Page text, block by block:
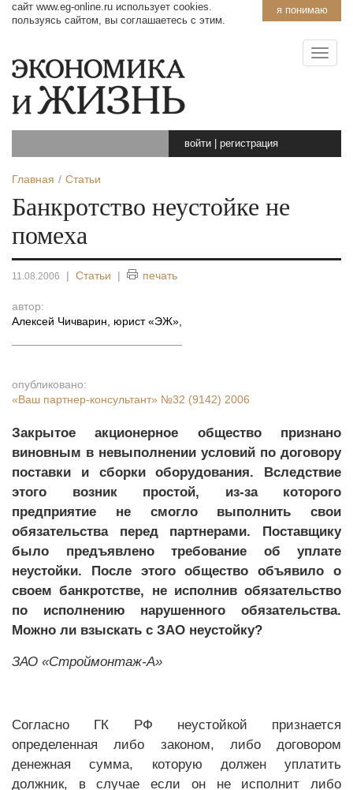
я понимаю
сайт www.eg-online.ru использует cookies.
пользуясь сайтом, вы соглашаетесь с этим.
войти регистрация
Главная Статьи
Банкротство неустойке не
помеха
11.08.2006 | Статьи | печать
автор:
Алексей Чичварин, юрист «ЭЖ»
опубликовано:
«Ваш партнер-консультант» №32 (9142) 2006
Закрытое акционерное общество признано
виновным в невыполнении условий по договору
поставки и сборки оборудования. Вследствие
этого возник простой, из-за которого
предприятие не смогло выполнить свои
обязательства перед партнерами. Поставщику
было предъявлено требование об уплате
неустойки. После этого общество объявило о
своем банкротстве, не исполнив обязательство
по исполнению нарушенного обязательства.
Можно ли взыскать с ЗАО неустойку?
ЗАО «Строймонтаж-А»
Согласно ГК РФ неустойкой признается
определенная либо законом, либо договором
денежная сумма, которую должен уплатить
должник, в случае если он не исполнит либо